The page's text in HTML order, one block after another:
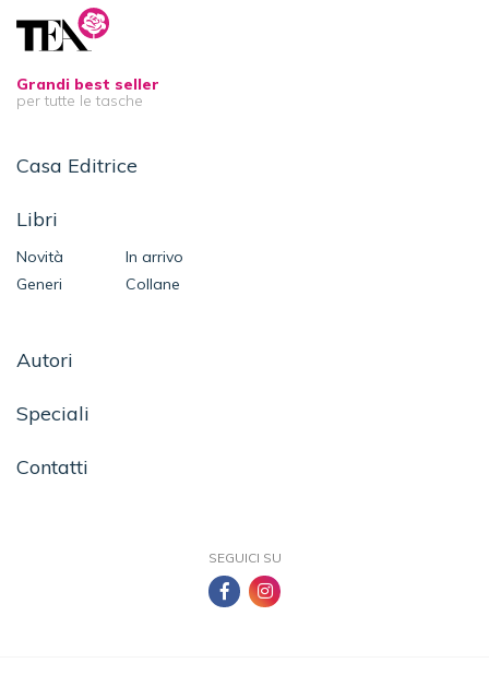
Grandi best seller
per tutte le tasche
Casa Editrice
Libri
Novità
In arrivo
Generi
Collane
Autori
Speciali
Contatti
SEGUICI SU